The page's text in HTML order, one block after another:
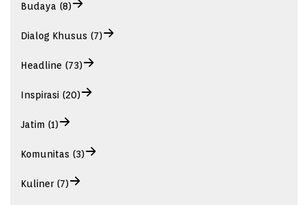
Budaya (8)
Dialog Khusus (7)
Headline (73)
Inspirasi (20)
Jatim (1)
Komunitas (3)
Kuliner (7)